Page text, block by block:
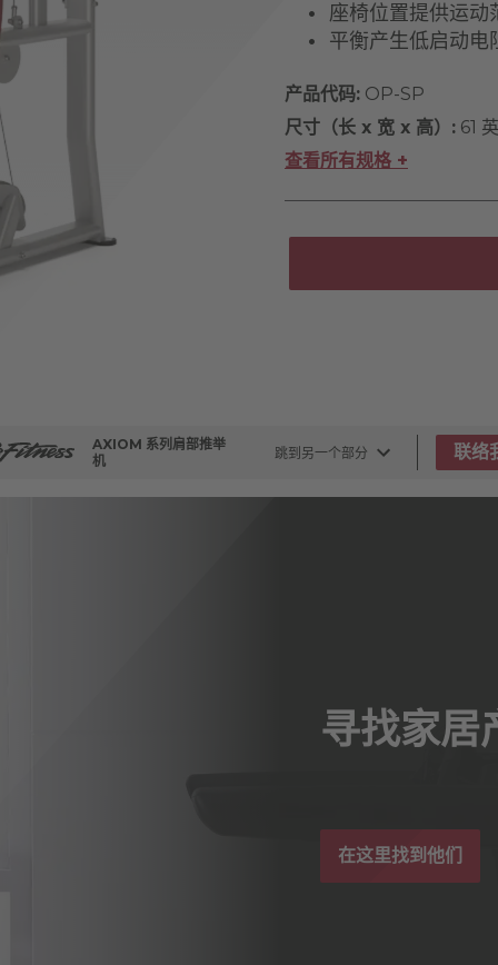
座椅位置提供运动
平衡产生低启动电
产品代码: OP-SP
尺寸（长 x 宽 x 高）: 61
查看所有规格 +
AXIOM 系列肩部推举
机
跳到另一个部分 联络
寻找家居
在这里找到他们